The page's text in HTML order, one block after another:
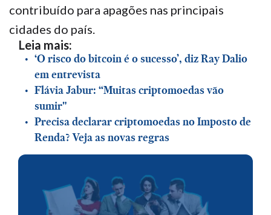
contribuído para apagões nas principais
cidades do país.
Leia mais:
‘O risco do bitcoin é o sucesso’, diz Ray Dalio
em entrevista
Flávia Jabur: “Muitas criptomoedas vão
sumir"
Precisa declarar criptomoedas no Imposto de
Renda? Veja as novas regras